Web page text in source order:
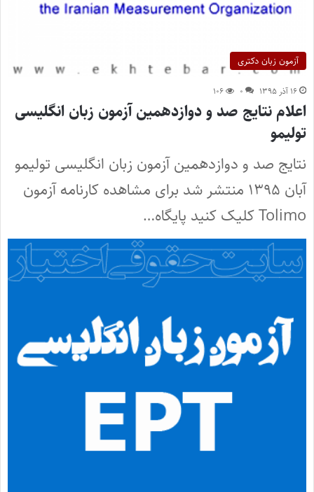
آزمون زبان دکتری
۱۶ آذر ۱۳۹۵ ۰ ۱۰۶
اعلام نتایج صد و دوازدهمین آزمون زبان انگلیسی
تولیمو
نتایج صد و دوازدهمین آزمون زبان انگلیسی تولیمو
آبان ۱۳۹۵ منتشر شد برای مشاهده کارنامه آزمون
Tolimo کلیک کنید پایگاه…